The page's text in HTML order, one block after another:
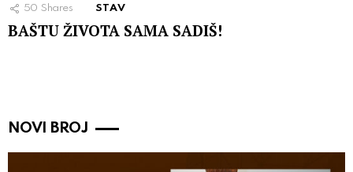
50 Shares STAV
BAŠTU ŽIVOTA SAMA SADIŠ!
NOVI BROJ